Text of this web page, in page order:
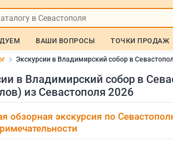
ВАШИ ВОПРОСЫ ТОЧКИ ПРОДАЖ
Экскурсии в Владимирский собор в
в Владимирский собор в
из Севастополя 2026
обзорная экскурсия по